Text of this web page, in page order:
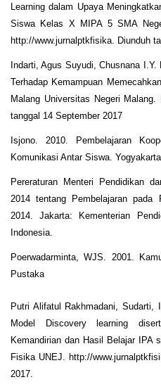
Learning dalam Upaya
Siswa Kelas X MIPA 5 SMA
http://www.jurnalptkfisika. Diunduh
Indarti, Agus Suyudi, Chusnana
Terhadap Kemampuan
Malang Universitas Negeri
tanggal 14 September 2017
Isjono. 2010. Pembelajaran
Komunikasi Antar Siswa. Yogyakarta
Pereraturan Menteri Pendidikan
2014 tentang Pembelajaran pada
2014. Jakarta: Kementerian
Indonesia.
Poerwadarminta, WJS. 2001.
Pustaka
Putri Alifatul Rakhmadani, Sudarti,
Model Discovery learning
Kemandirian dan Hasil Belajar IPA
Fisika UNEJ. http://
2017.